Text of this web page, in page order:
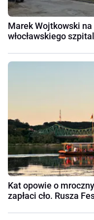
Marek Wojtkowski na
włocławskiego
Kat opowie o
zapłaci cło. Rusza